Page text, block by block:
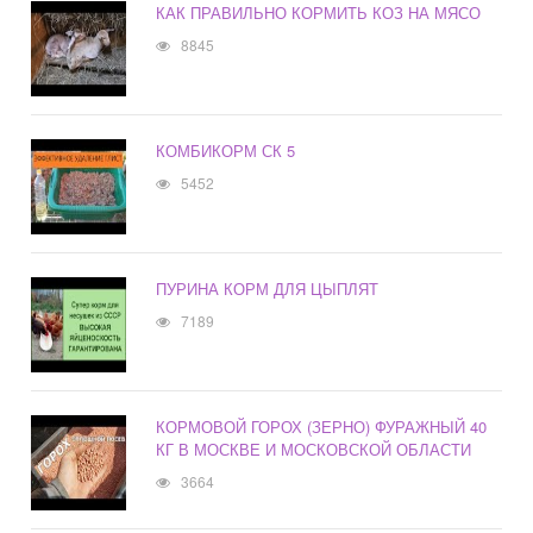
КАК ПРАВИЛЬНО КОРМИТЬ КОЗ НА МЯСО
8845
КОМБИКОРМ СК 5
5452
ПУРИНА КОРМ ДЛЯ ЦЫПЛЯТ
7189
КОРМОВОЙ ГОРОХ (ЗЕРНО) ФУРАЖНЫЙ 40
КГ В МОСКВЕ И МОСКОВСКОЙ ОБЛАСТИ
3664